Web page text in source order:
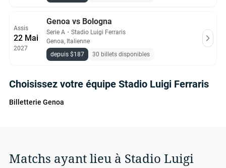
Assis
22 Mai
2027
Genoa vs Bologna
Serie A ・ Stadio Luigi Ferraris
Genoa, Italienne
depuis $187
30 billets disponibles
Choisissez votre équipe Stadio Luigi Ferraris
Billetterie Genoa
Matchs ayant lieu à Stadio Luigi